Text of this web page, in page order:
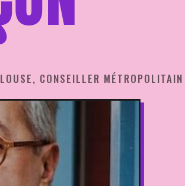
CONSEILLER MÉTROPOLITAIN